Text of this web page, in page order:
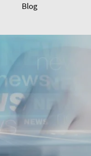
Blog